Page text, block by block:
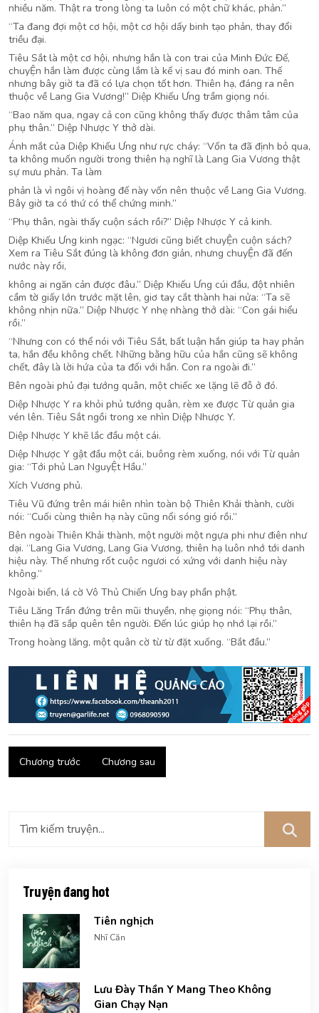
nhiều năm. Thật ra trong lòng ta luôn có một chữ khác, phản.”
“Ta đang đợi một cơ hội, một cơ hội dấy binh tạo phản, thay đổi
triều đại.
Tiêu Sắt là một cơ hội, nhưng hắn là con trai của Minh Đức Đế,
chuyỆn hắn làm được cùng lắm là kế vị sau đó minh oan. Thế
nhưng bây giờ ta đã có lựa chọn tốt hơn. Thiên hạ, đáng ra nên
thuộc về Lang Gia Vương!” Diệp Khiếu Ưng trầm giọng nói.
“Bao năm qua, ngay cả con cũng không thấy được thâm tâm của
phụ thân.” Diệp Nhược Y thở dài.
Ánh mắt của Diệp Khiếu Ưng như rực cháy: “Vốn ta đã định bỏ qua,
ta không muốn người trong thiên hạ nghĩ là Lang Gia Vương thật
sự mưu phản. Ta làm
phản là vì ngôi vị hoàng đế này vốn nên thuộc về Lang Gia Vương.
Bây giờ ta có thứ có thể chứng minh.”
“Phụ thân, ngài thấy cuộn sách rồi?” Diệp Nhược Y cả kinh.
Diệp Khiếu Ưng kinh ngạc: “Ngươi cũng biết chuyỆn cuộn sách?
Xem ra Tiêu Sắt đúng là không đơn giản, nhưng chuyỆn đã đến
nước này rồi,
không ai ngăn cản được đâu.” Diệp Khiếu Ưng cúi đầu, đột nhiên
cầm tờ giấy lớn trước mặt lên, giơ tay cắt thành hai nửa: “Ta sẽ
không nhịn nữa.” Diệp Nhược Y nhẹ nhàng thở dài: “Con gái hiểu
rồi.”
“Nhưng con có thể nói với Tiêu Sắt, bất luận hắn giúp ta hay phản
ta, hắn đều không chết. Những bằng hữu của hắn cũng sẽ không
chết, đây là lời hứa của ta đối với hắn. Con ra ngoài đi.”
Bên ngoài phủ đại tướng quân, một chiếc xe lặng lẽ đỗ ở đó.
Diệp Nhược Y ra khỏi phủ tướng quân, rèm xe được Từ quản gia
vén lên. Tiêu Sắt ngồi trong xe nhìn Diệp Nhược Y.
Diệp Nhược Y khẽ lắc đầu một cái.
Diệp Nhược Y gật đầu một cái, buông rèm xuống, nói với Từ quản
gia: “Tới phủ Lan NguyỆt Hầu.”
Xích Vương phủ.
Tiêu Vũ đứng trên mái hiên nhìn toàn bộ Thiên Khải thành, cười
nói: “Cuối cùng thiên hạ này cũng nổi sóng gió rồi.”
Bên ngoài Thiên Khải thành, một người một ngựa phi như điên như
dại. “Lang Gia Vương, Lang Gia Vương, thiên hạ luôn nhớ tới danh
hiệu này. Thế nhưng rốt cuộc ngươi có xứng với danh hiệu này
không.”
Ngoài biển, lá cờ Vô Thủ Chiến Ưng bay phần phật.
Tiêu Lăng Trần đứng trên mũi thuyền, nhẹ giọng nói: “Phụ thân,
thiên hạ đã sắp quên tên người. Đến lúc giúp họ nhớ lại rồi.”
Trong hoàng lăng, một quân cờ từ từ đặt xuống. “Bắt đầu.”
Chương trước Chương sau
Truyện đang hot
Tiên nghịch
Nhĩ Căn
Lưu Đày Thần Y Mang Theo Không
Gian Chạy Nạn